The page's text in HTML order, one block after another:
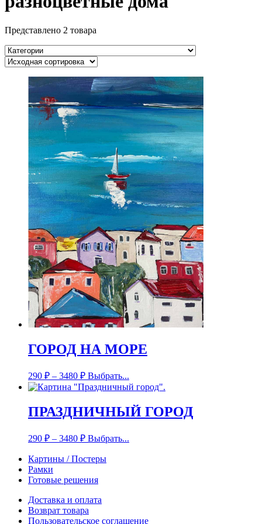
Представлено 2 товара
ГОРОД НА МОРЕ
290 ₽ – 3480 ₽ Выбрать...
ПРАЗДНИЧНЫЙ ГОРОД
290 ₽ – 3480 ₽ Выбрать...
Картины / Постеры
Рамки
Готовые решения
Доставка и оплата
Возврат товара
Пользовательское соглашение